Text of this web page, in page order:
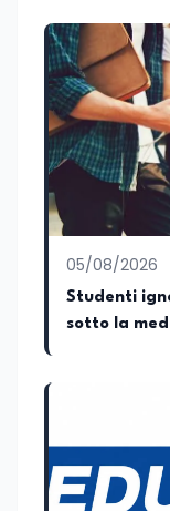
05/08/2026
Studenti
sotto la